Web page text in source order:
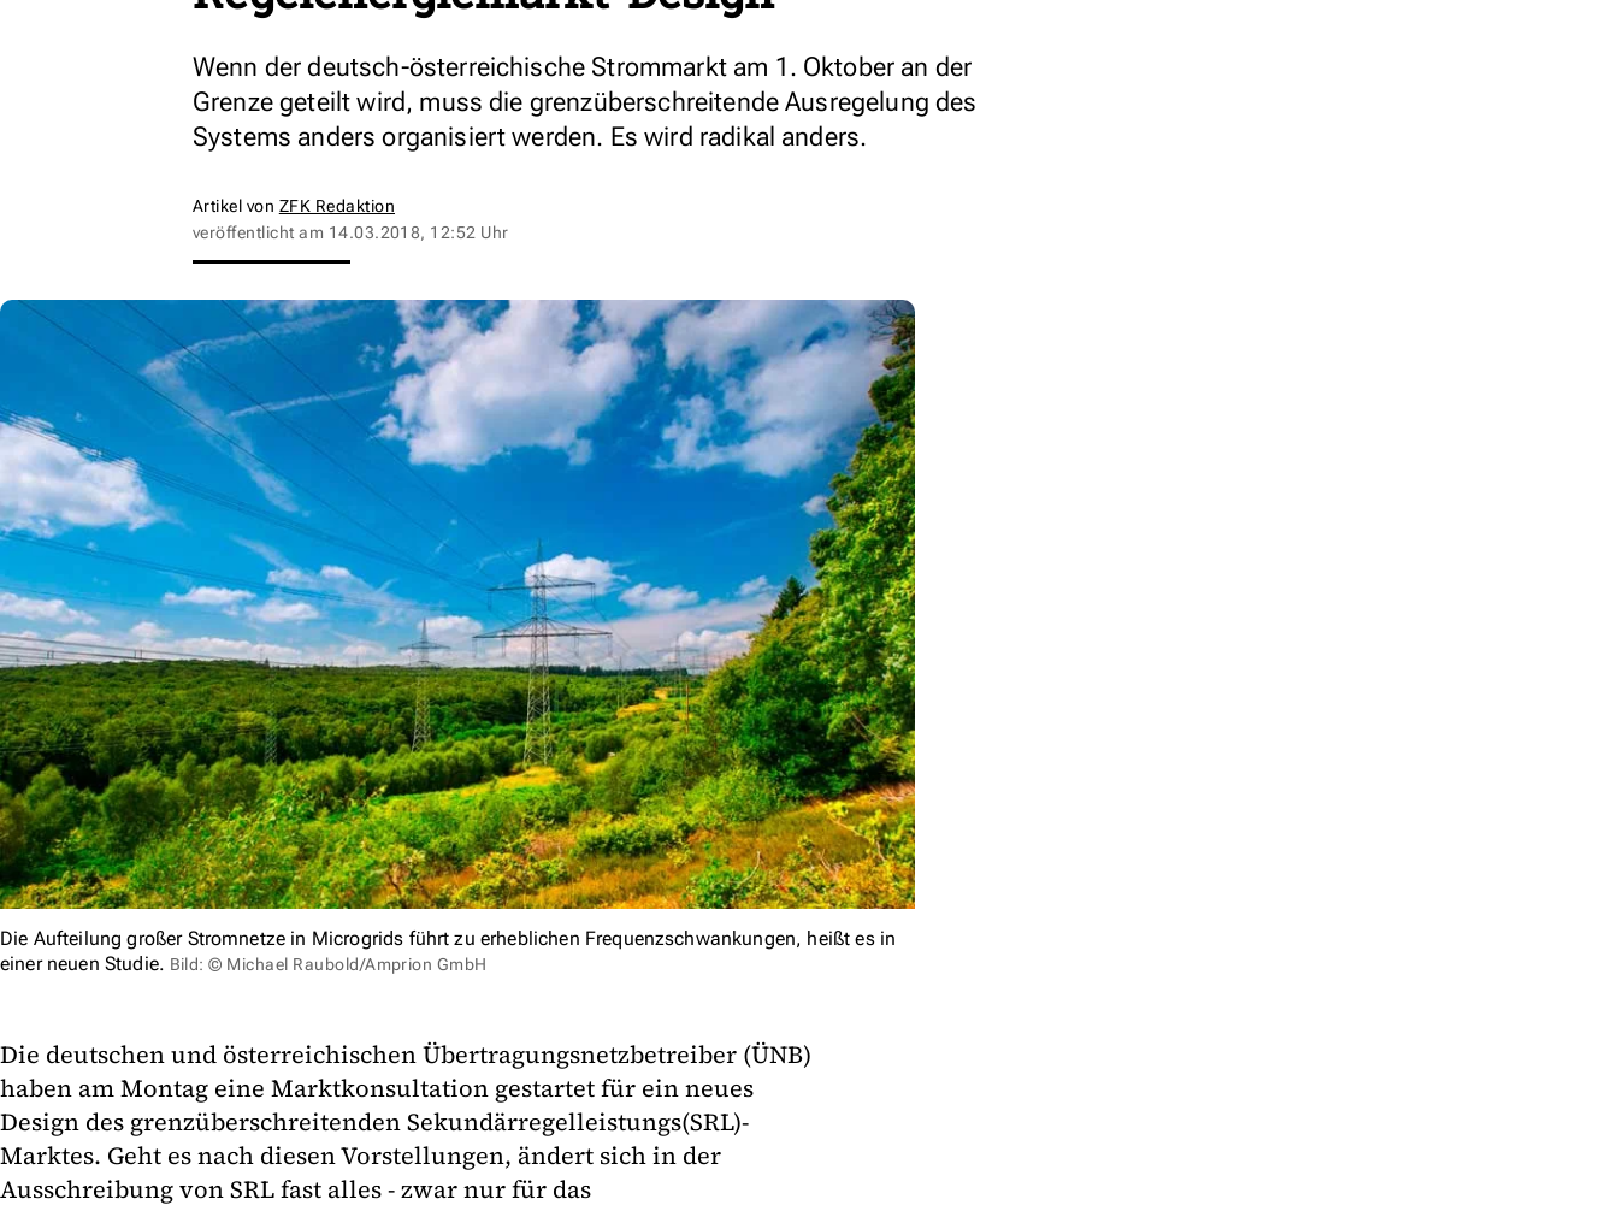
Wenn der deutsch-österreichische Strommarkt am 1. Oktober an der
Grenze geteilt wird, muss die grenzüberschreitende Ausregelung des
Systems anders organisiert werden. Es wird radikal anders.
Artikel von ZFK Redaktion
veröffentlicht am 14.03.2018, 12:52 Uhr
Die Aufteilung großer Stromnetze in Microgrids führt zu erheblichen Frequenzschwankungen, heißt es in
einer neuen Studie. Bild: © Michael Raubold/Amprion GmbH
Die deutschen und österreichischen Übertragungsnetzbetreiber (ÜNB)
haben am Montag eine Marktkonsultation gestartet für ein neues
Design des grenzüberschreitenden Sekundärregelleistungs(SRL)-
Marktes. Geht es nach diesen Vorstellungen, ändert sich in der
Ausschreibung von SRL fast alles - zwar nur für das